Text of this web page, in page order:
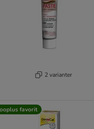
2 varianter
favorit